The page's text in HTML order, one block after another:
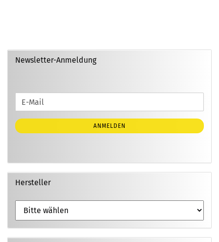
Newsletter-Anmeldung
WEITER
ZUR
NEWSLETTER-
ANMELDUNG
E-
Mail
ANMELDEN
Hersteller